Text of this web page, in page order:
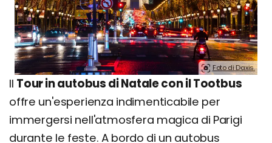
Foto di Daxis.
Il Tour in autobus di Natale con il Tootbus
offre un'esperienza indimenticabile per
immergersi nell'atmosfera magica di Parigi
durante le feste. A bordo di un autobus